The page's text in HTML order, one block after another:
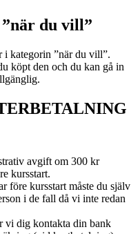
du vill”
i kategorin ”när du vill”.
köpt den och du kan gå in
avgift om 300 kr
kursstart.
före kursstart måste du själv
i de fall då vi inte redan
vi dig kontakta din bank